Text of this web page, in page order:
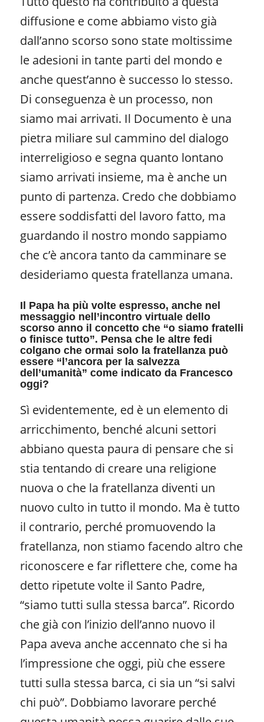
diffusione e come abbiamo visto già
dall’anno scorso sono state moltissime
le adesioni in tante parti del mondo e
anche quest’anno è successo lo stesso.
Di conseguenza è un processo, non
siamo mai arrivati. Il Documento è una
pietra miliare sul cammino del dialogo
interreligioso e segna quanto lontano
siamo arrivati insieme, ma è anche un
punto di partenza. Credo che dobbiamo
essere soddisfatti del lavoro fatto, ma
guardando il nostro mondo sappiamo
che c’è ancora tanto da camminare se
desideriamo questa fratellanza umana.
Il Papa ha più volte espresso, anche nel
messaggio nell’incontro virtuale dello
scorso anno il concetto che “o siamo fratelli
o finisce tutto”. Pensa che le altre fedi
colgano che ormai solo la fratellanza può
essere “l’ancora per la salvezza
dell’umanità” come indicato da Francesco
oggi?
Sì evidentemente, ed è un elemento di
arricchimento, benché alcuni settori
abbiano questa paura di pensare che si
stia tentando di creare una religione
nuova o che la fratellanza diventi un
nuovo culto in tutto il mondo. Ma è tutto
il contrario, perché promuovendo la
fratellanza, non stiamo facendo altro che
riconoscere e far riflettere che, come ha
detto ripetute volte il Santo Padre,
“siamo tutti sulla stessa barca”. Ricordo
che già con l’inizio dell’anno nuovo il
Papa aveva anche accennato che si ha
l’impressione che oggi, più che essere
tutti sulla stessa barca, ci sia un “si salvi
chi può”. Dobbiamo lavorare perché